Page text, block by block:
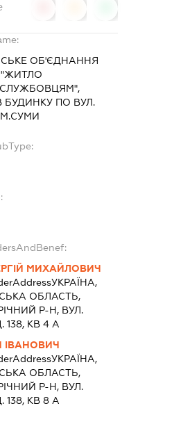
ОБ'ЄДНАННЯ
БУДИНКУ ПО ВУЛ.
М.СУМИ
МИХАЙЛОВИЧ
УКРАЇНА,
ОБЛАСТЬ,
Р-Н, ВУЛ.
138, КВ 4 А
ІВАНОВИЧ
УКРАЇНА,
ОБЛАСТЬ,
Р-Н, ВУЛ.
138, КВ 8 А